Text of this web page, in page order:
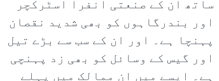
ساتھ ان کے صنعتی انفرا اسٹرکچر
اور بندرگاہوں کو بھی شدید نقصان
پہنچا ہے۔ اور ان کے سب سے بڑے تیل
اور گیس کے وسائل کو بھی زد پہنچی